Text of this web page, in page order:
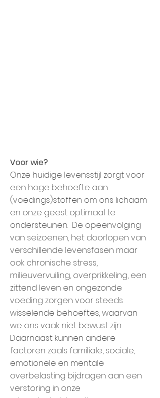
Voor wie?
Onze huidige levensstijl zorgt voor
een hoge behoefte aan
(voedings)stoffen om ons lichaam
en onze geest optimaal te
ondersteunen. De opeenvolging
van seizoenen, het doorlopen van
verschillende levensfasen maar
ook chronische stress,
milieuvervuiling, overprikkeling, een
zittend leven en ongezonde
voeding zorgen voor steeds
wisselende behoeftes, waarvan
we ons vaak niet bewust zijn.
Daarnaast kunnen andere
factoren zoals familiale, sociale,
emotionele en mentale
overbelasting bijdragen aan een
verstoring in onze